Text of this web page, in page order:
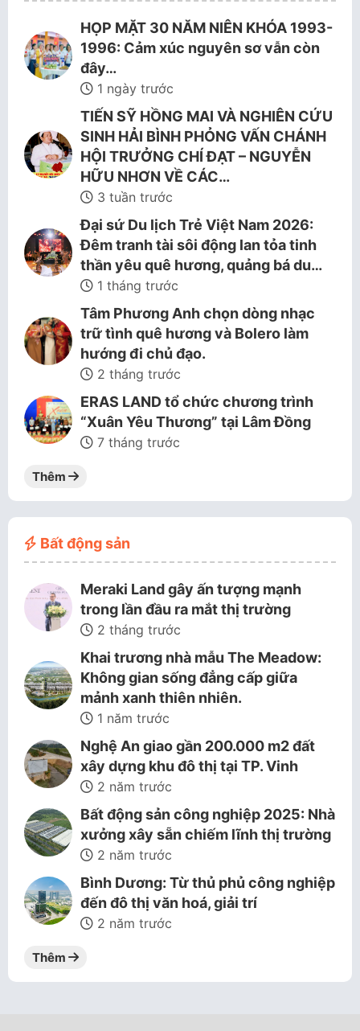
HỌP MẶT 30 NĂM NIÊN KHÓA 1993-
1996: Cảm xúc nguyên sơ vẫn còn
đây…
1 ngày trước
TIẾN SỸ HỒNG MAI VÀ NGHIÊN CỨU
SINH HẢI BÌNH PHỎNG VẤN CHÁNH
HỘI TRƯỞNG CHÍ ĐẠT – NGUYỄN
HỮU NHƠN VỀ CÁC…
3 tuần trước
Đại sứ Du lịch Trẻ Việt Nam 2026:
Đêm tranh tài sôi động lan tỏa tinh
thần yêu quê hương, quảng bá du…
1 tháng trước
Tâm Phương Anh chọn dòng nhạc
trữ tình quê hương và Bolero làm
hướng đi chủ đạo.
2 tháng trước
ERAS LAND tổ chức chương trình
“Xuân Yêu Thương” tại Lâm Đồng
7 tháng trước
Thêm
Bất động sản
Meraki Land gây ấn tượng mạnh
trong lần đầu ra mắt thị trường
2 tháng trước
Khai trương nhà mẫu The Meadow:
Không gian sống đẳng cấp giữa
mảnh xanh thiên nhiên.
1 năm trước
Nghệ An giao gần 200.000 m2 đất
xây dựng khu đô thị tại TP. Vinh
2 năm trước
Bất động sản công nghiệp 2025: Nhà
xưởng xây sẵn chiếm lĩnh thị trường
2 năm trước
Bình Dương: Từ thủ phủ công nghiệp
đến đô thị văn hoá, giải trí
2 năm trước
Thêm